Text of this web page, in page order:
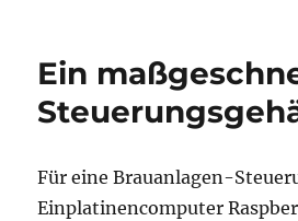
Ein
Für eine Brauanlagen-
Einplatinencomputer